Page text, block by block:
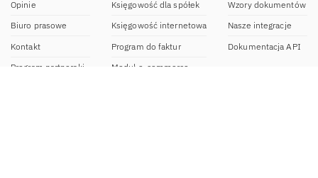
Opinie
Biuro prasowe
Kontakt
Program partnerski
Księgowość dla spółek
Księgowość internetowa
Program do faktur
Moduł e-commerce
Wzory dokumentów
Nasze integracje
Dokumentacja API